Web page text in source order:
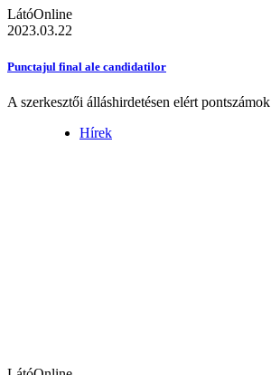
LátóOnline
2023.03.22
Punctajul final ale candidatilor
A szerkesztői álláshirdetésen elért pontszámok
Hírek